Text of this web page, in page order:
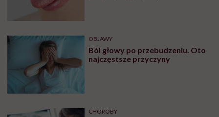
OBJAWY
Ból głowy po przebudzeniu. Oto
najczęstsze przyczyny
CHOROBY